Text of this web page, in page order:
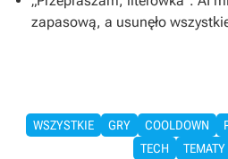
zapasową, a usunęło
WSZYSTKIE GRY COOLDOWN
TECH
TEMATY